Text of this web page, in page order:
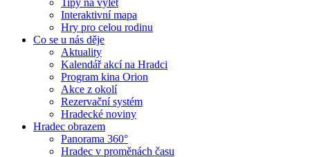
Tipy na výlet
Interaktivní mapa
Hry pro celou rodinu
Co se u nás děje
Aktuality
Kalendář akcí na Hradci
Program kina Orion
Akce z okolí
Rezervační systém
Hradecké noviny
Hradec obrazem
Panorama 360°
Hradec v proměnách času